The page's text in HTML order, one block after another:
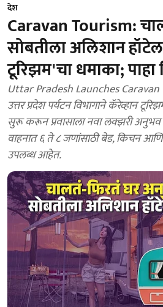
देश
Caravan Tourism:
सोबतीला अलिशान
टूरिझम'चा धमाका;
Uttar Pradesh Launches
उत्तर प्रदेश पर्यटन विभागाने कॅरेव्हान
सुरू करून प्रवासाला नवा लक्झरी अनुभव
वाहनात ६ ते ८ जणांसाठी बेड, किचन
उपलब्ध आहेत.